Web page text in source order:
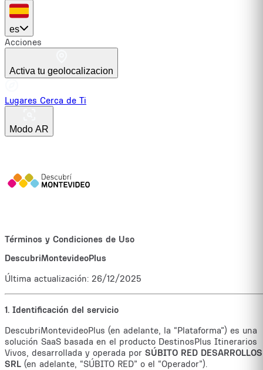
es
Acciones
Activa tu geolocalizacion
Lugares Cerca de Ti
Modo AR
Términos y Condiciones de Uso
DescubriMontevideoPlus
Última actualización: 26/12/2025
1. Identificación del servicio
DescubriMontevideoPlus (en adelante, la “Plataforma”) es una
solución SaaS basada en el producto DestinosPlus Itinerarios
Vivos, desarrollada y operada por SÚBITO RED DESARROLLOS
SRL (en adelante, “SÚBITO RED” o el “Operador”).